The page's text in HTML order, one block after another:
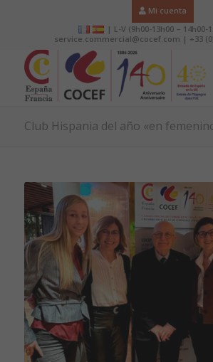
Mi cuenta
| L-V (9h00-13h00 – 14h00-
service.commercial@cocef.com | +33 (0)
Club Hispania del año «en